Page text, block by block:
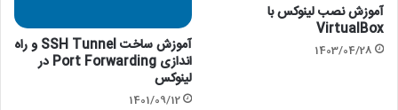
آموزش نصب لینوکس با
VirtualBox
1403/04/28 آموزش ساخت SSH Tunnel و راه
اندازی Port Forwarding در
لینوکس
1401/09/12